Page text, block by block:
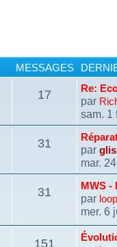
MESSAGES
17 Re:
par
sam. 1
31 par
mar.
31 MWS -
par
mer. 6
151